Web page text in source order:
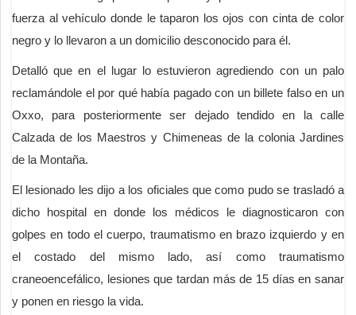
fuerza al vehículo donde le taparon los ojos con cinta de color
negro y lo llevaron a un domicilio desconocido para él.
Detalló que en el lugar lo estuvieron agrediendo con un palo
reclamándole el por qué había pagado con un billete falso en un
Oxxo, para posteriormente ser dejado tendido en la calle
Calzada de los Maestros y Chimeneas de la colonia Jardines
de la Montaña.
El lesionado les dijo a los oficiales que como pudo se trasladó a
dicho hospital en donde los médicos le diagnosticaron con
golpes en todo el cuerpo, traumatismo en brazo izquierdo y en
el costado del mismo lado, así como traumatismo
craneoencefálico, lesiones que tardan más de 15 días en sanar
y ponen en riesgo la vida.